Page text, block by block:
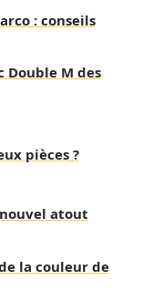
: conseils
Double M des
pièces ?
atout
la couleur de